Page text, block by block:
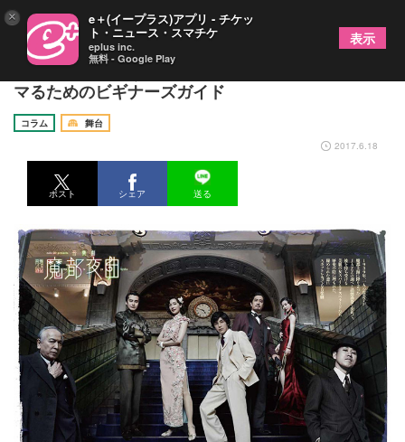
魔都・上海へようこそ！～音楽劇『魔都夜曲』にハ
マるためのビギナーズガイド
コラム
舞台
2017.6.18
ポスト シェア 送る
× e＋(イープラス)アプリ - チケッ
ト・ニュース・スマチケ
eplus inc.
無料 - Google Play
表示